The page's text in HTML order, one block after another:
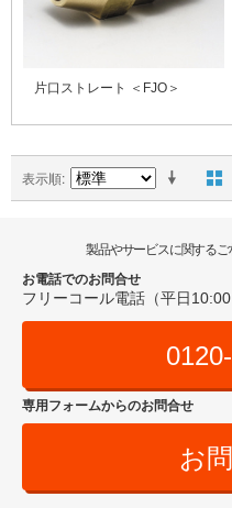
片口ストレート ＜FJO＞
表示順
製品やサービスに関する
お電話でのお問合せ
フリーコール電話（平日10:00
専用フォームからのお問合せ
お